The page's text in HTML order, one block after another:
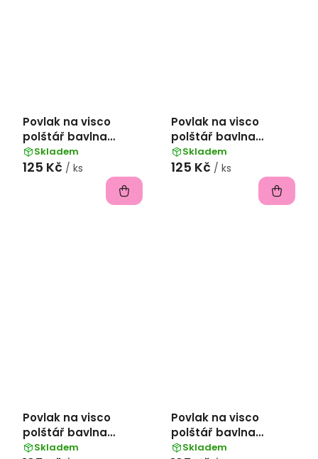
Povlak na visco
polštář bavlna
popelín 45x75 cm -
šedá
Skladem
125 Kč / ks
Povlak na visco
polštář bavlna
popelín 45x75 cm -
nebeská
Skladem
125 Kč / ks
Povlak na visco
polštář bavlna
popelín 45x75 cm -
Skladem
Povlak na visco
polštář bavlna
popelín 45x75 cm -
Skladem